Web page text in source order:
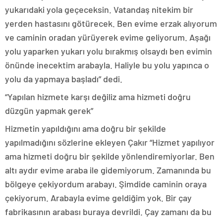
yukarıdaki yola geçeceksin. Vatandaş nitekim bir
yerden hastasını götürecek. Ben evime erzak alıyorum
ve caminin oradan yürüyerek evime geliyorum. Aşağı
yolu yaparken yukarı yolu bırakmış olsaydı ben evimin
önünde inecektim arabayla. Haliyle bu yolu yapınca o
yolu da yapmaya başladı” dedi.
“Yapılan hizmete karşı değiliz ama hizmeti doğru
düzgün yapmak gerek”
Hizmetin yapıldığını ama doğru bir şekilde
yapılmadığını sözlerine ekleyen Çakır “Hizmet yapılıyor
ama hizmeti doğru bir şekilde yönlendiremiyorlar. Ben
altı aydır evime araba ile gidemiyorum. Zamanında bu
bölgeye çekiyordum arabayı. Şimdide caminin oraya
çekiyorum. Arabayla evime geldiğim yok. Bir çay
fabrikasının arabası buraya devrildi. Çay zamanı da bu